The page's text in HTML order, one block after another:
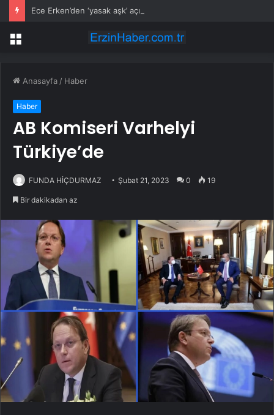
Menü
Anasayfa / Haber
Haber
AB Komiseri Varhelyi
Türkiye’de
FUNDA HİÇDURMAZ Şubat 21, 2023 0 19
Bir dakikadan az